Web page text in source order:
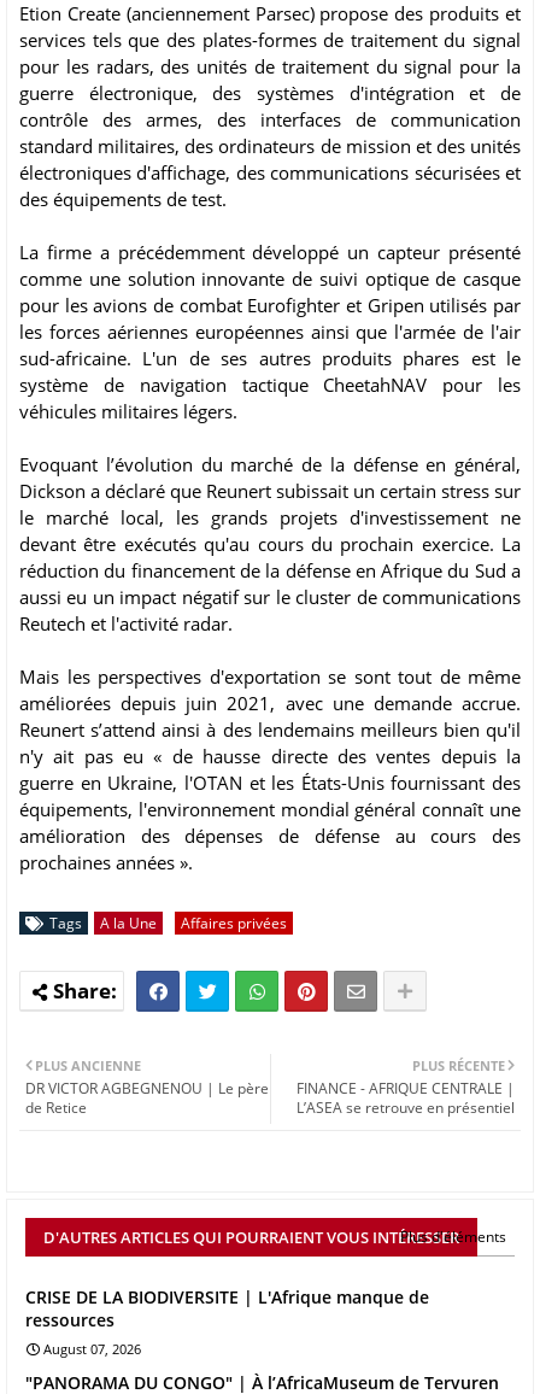
Etion Create (anciennement Parsec) propose des produits et
services tels que des plates-formes de traitement du signal
pour les radars, des unités de traitement du signal pour la
guerre électronique, des systèmes d'intégration et de
contrôle des armes, des interfaces de communication
standard militaires, des ordinateurs de mission et des unités
électroniques d'affichage, des communications sécurisées et
des équipements de test.
La firme a précédemment développé un capteur présenté
comme une solution innovante de suivi optique de casque
pour les avions de combat Eurofighter et Gripen utilisés par
les forces aériennes européennes ainsi que l'armée de l'air
sud-africaine. L'un de ses autres produits phares est le
système de navigation tactique CheetahNAV pour les
véhicules militaires légers.
Evoquant l’évolution du marché de la défense en général,
Dickson a déclaré que Reunert subissait un certain stress sur
le marché local, les grands projets d'investissement ne
devant être exécutés qu'au cours du prochain exercice. La
réduction du financement de la défense en Afrique du Sud a
aussi eu un impact négatif sur le cluster de communications
Reutech et l'activité radar.
Mais les perspectives d'exportation se sont tout de même
améliorées depuis juin 2021, avec une demande accrue.
Reunert s’attend ainsi à des lendemains meilleurs bien qu'il
n'y ait pas eu « de hausse directe des ventes depuis la
guerre en Ukraine, l'OTAN et les États-Unis fournissant des
équipements, l'environnement mondial général connaît une
amélioration des dépenses de défense au cours des
prochaines années ».
Tags A la Une Affaires privées
PLUS RÉCENTE
FINANCE - AFRIQUE CENTRALE |
L’ASEA se retrouve en présentiel
PLUS ANCIENNE
DR VICTOR AGBEGNENOU | Le père
de Retice
D'AUTRES ARTICLES QUI POURRAIENT VOUS INTÉRESSER
Plus d'éléments
CRISE DE LA BIODIVERSITE | L'Afrique manque de
ressources
August 07, 2026
"PANORAMA DU CONGO" | À l’AfricaMuseum de Tervuren